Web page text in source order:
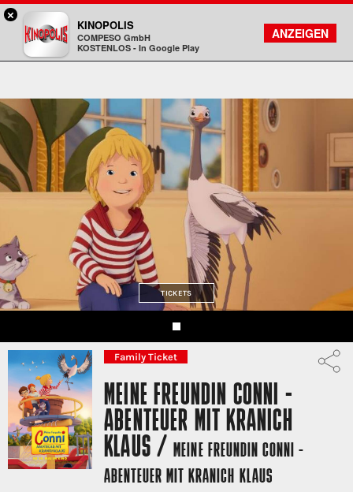
Kinopolis
FILMSUCHE
KONTO
TICKETS
Family Ticket
MEINE FREUNDIN CONNI -
ABENTEUER MIT KRANICH
KLAUS /MEINE FREUNDIN CONNI -
ABENTEUER MIT KRANICH KLAUS
×
KINOPOLIS
COMPESO GmbH
KOSTENLOS - In Google Play
ANZEIGEN